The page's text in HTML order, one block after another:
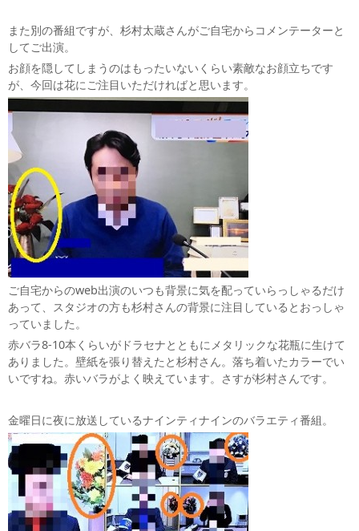
また別の番組ですが、杉村太蔵さんがご自宅からコメンテーターと
してご出演。
お顔を隠してしまうのはもったいないくらい素敵なお顔立ちです
が、今回は花にご注目いただければと思います。
ご自宅からのweb出演のいつも背景に気を配っていらっしゃるだけ
あって、スタジオの方も杉村さんの背景に注目しているとおっしゃ
っていました。
赤バラ8-10本くらいがドラセナとともにメタリックな花瓶に生けて
ありました。壁紙を張り替えたと杉村さん。落ち着いたカラーでい
いですね。赤いバラがよく映えています。さすが杉村さんです。
金曜日に夜に放送しているナインティナインのバラエティ番組。